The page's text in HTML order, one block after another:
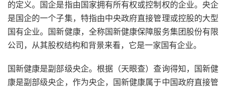
的定义。国企是指由国家拥有所有权或控制权的企业。央企
是国企的一个子集，特指由中央政府直接管理或控股的大型
国有企业。国新健康，全称国新健康保障服务集团股份有限
公司，从其股权结构和背景来看，它是一家国有企业。
国新健康是副部级央企。根据（天眼查）查询得知，国新健
康是副部级央企，作为央企，国新健康属于中国政府直接管